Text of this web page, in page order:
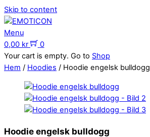
Skip to content
Menu
0,00 kr
0
Your cart is empty. Go to Shop
Hem / Hoodies / Hoodie engelsk bulldogg
Hoodie engelsk bulldogg